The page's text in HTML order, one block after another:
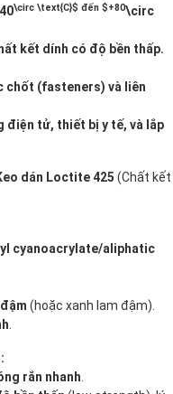
\circ \text{C}$ đến $+80\circ
kết dính có độ bền thấp.
chốt (fasteners) và liên
điện tử, thiết bị y tế, và lắp
dán Loctite 425 (Chất kết
cyanoacrylate/aliphatic
(hoặc xanh lam đậm).
rắn nhanh